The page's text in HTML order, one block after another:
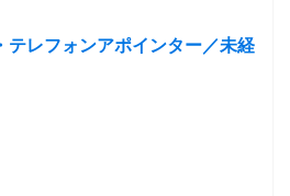
個室
レアポ経験を活かした
分の力で評価されたい方 ⏩新しい知
テレフォンアポインター／未経